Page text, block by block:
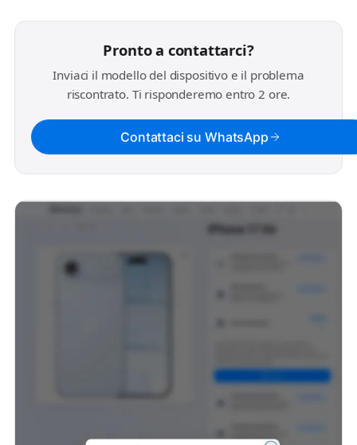
Pronto a contattarci?
Inviaci il modello del dispositivo e il problema
riscontrato. Ti risponderemo entro 2 ore.
Contattaci su WhatsApp